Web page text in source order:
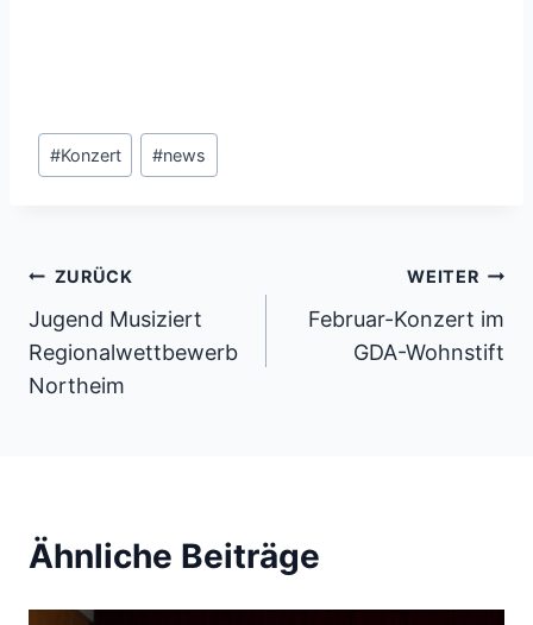
Schlagworte:
#Konzert #news
Beitragsnavigation
ZURÜCK
Jugend Musiziert
Regionalwettbewerb
Northeim
WEITER
Februar-Konzert im
GDA-Wohnstift
Ähnliche Beiträge